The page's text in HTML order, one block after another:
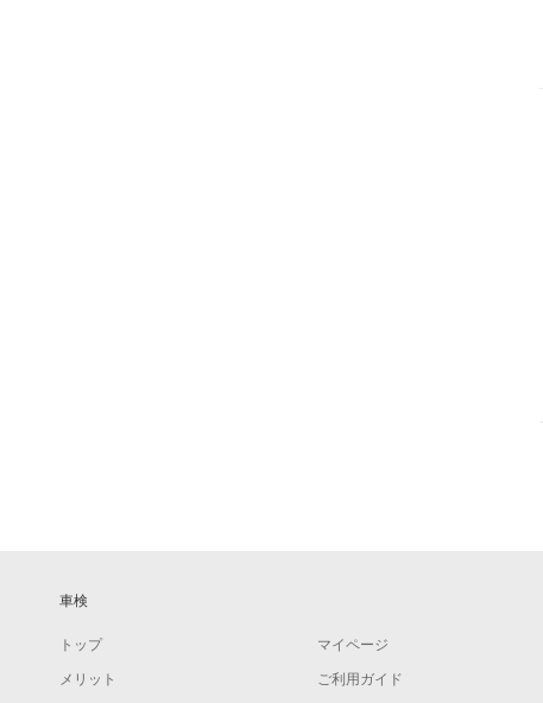
車検
トップ マイページ
メリット ご利用ガイド